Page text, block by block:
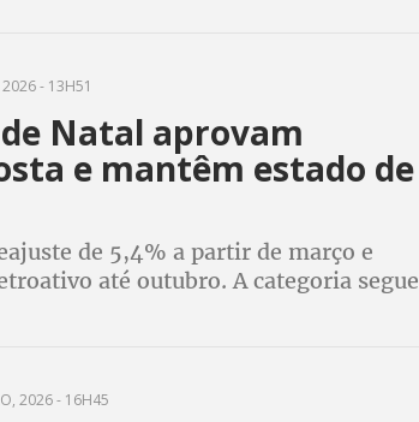
- 13H51
Natal aprovam
e mantêm estado de
de 5,4% a partir de março e
até outubro. A categoria segue
2026 - 16H45